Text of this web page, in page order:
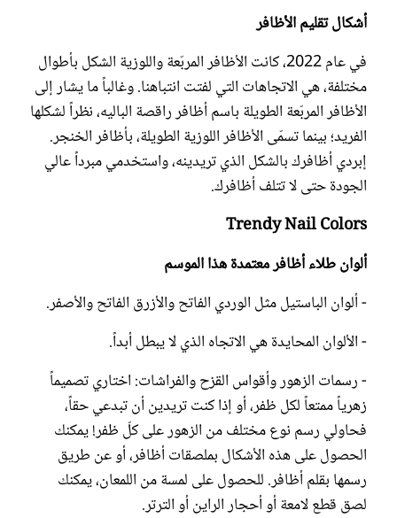
أشكال تقليم الأظافر
في عام 2022، كانت الأظافر المربّعة واللوزية الشكل بأطوال
مختلفة، هي الاتجاهات التي لفتت انتباهنا. وغالباً ما يشار إلى
الأظافر المربّعة الطويلة باسم أظافر راقصة الباليه، نظراً لشكلها
الفريد؛ بينما تسمّى الأظافر اللوزية الطويلة، بأظافر الخنجر.
إبردي أظافرك بالشكل الذي تريدينه، واستخدمي مبرداً عالي
الجودة حتى لا تتلف أظافرك.
Trendy Nail Colors
ألوان طلاء أظافر معتمدة هذا الموسم
- ألوان الباستيل مثل الوردي الفاتح والأزرق الفاتح والأصفر.
- الألوان المحايدة هي الاتجاه الذي لا يبطل أبداً.
- رسمات الزهور وأقواس القزح والفراشات: اختاري تصميماً
زهرياً ممتعاً لكل ظفر، أو إذا كنت تريدين أن تبدعي حقاً،
فحاولي رسم نوع مختلف من الزهور على كلّ ظفر! يمكنك
الحصول على هذه الأشكال بملصقات أظافر، أو عن طريق
رسمها بقلم أظافر. للحصول على لمسة من اللمعان، يمكنك
لصق قطع لامعة أو أحجار الراين أو الترتر.